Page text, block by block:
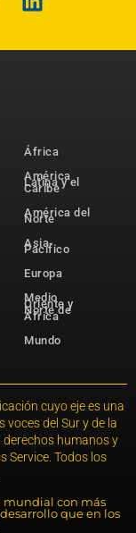
África
América
Latina y el
Caribe
América del
Norte
Asia-
Pacífico
Europa
Medio
Oriente y
Norte de
África
Mundo
cuyo eje es una
del Sur y de la
humanos y
Service. Todos los
mundial con más
que en los